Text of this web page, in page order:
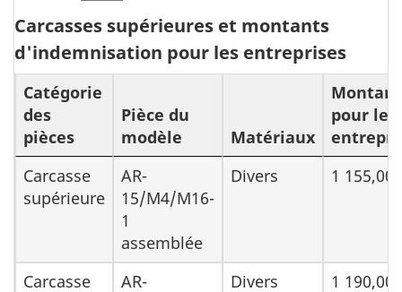
Carcasses supérieures et montants
d'indemnisation pour les entreprises
Catégorie
des
pièces
Pièce du
modèle
Matériaux
Montant
pour les
Carcasse
supérieure
AR-
15/M4/M16-
1
assemblée
Divers 1 155,00
Carcasse AR- Divers 1 190,00